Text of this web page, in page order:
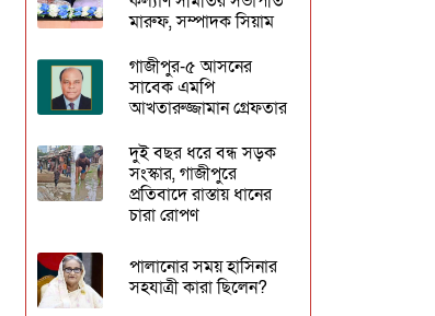
মারুফ, সম্পাদক সিয়াম
গাজীপুর-৫ আসনের
সাবেক এমপি
আখতারুজ্জামান গ্রেফতার
দুই বছর ধরে বন্ধ সড়ক
সংস্কার, গাজীপুরে
প্রতিবাদে রাস্তায় ধানের
চারা রোপণ
পালানোর সময় হাসিনার
সহযাত্রী কারা ছিলেন?